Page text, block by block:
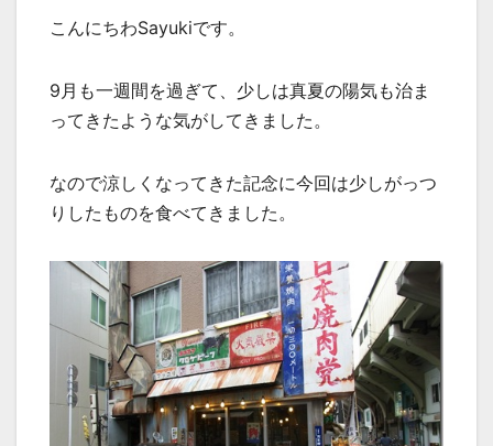
こんにちわSayukiです。
9月も一週間を過ぎて、少しは真夏の陽気も治ま
ってきたような気がしてきました。
なので涼しくなってきた記念に今回は少しがっつ
りしたものを食べてきました。